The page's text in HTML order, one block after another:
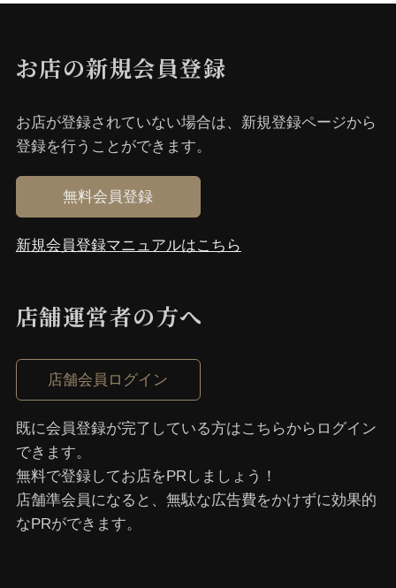
お店の新規会員登録
お店が登録されていない場合は、新規登録ページから
登録を⾏うことができます。
無料会員登録
新規会員登録マニュアルはこちら
店舗運営者の⽅へ
店舗会員ログイン
既に会員登録が完了している⽅はこちらからログイン
できます。
無料で登録してお店をPRしましょう！
店舗準会員になると、無駄な広告費をかけずに効果的
なPRができます。